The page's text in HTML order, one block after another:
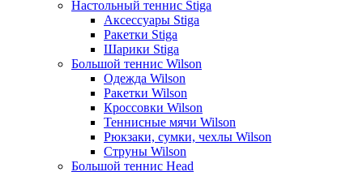
Настольный теннис Stiga
Аксессуары Stiga
Ракетки Stiga
Шарики Stiga
Большой теннис Wilson
Одежда Wilson
Ракетки Wilson
Кроссовки Wilson
Теннисные мячи Wilson
Рюкзаки, сумки, чехлы Wilson
Струны Wilson
Большой теннис Head